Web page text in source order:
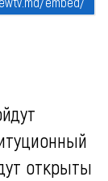
открыты